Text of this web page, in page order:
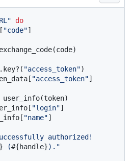
do
"code"]
"access_token")
"access_token"]
"login"]
"name"]
authorized!
(#{handle})."